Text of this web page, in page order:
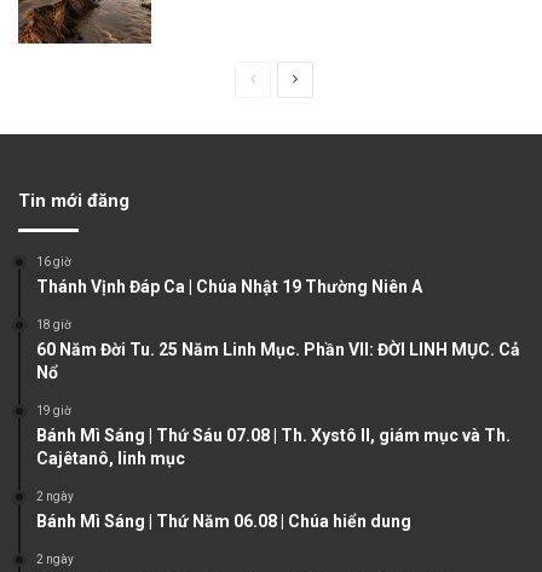
u
g
Tin mới đăng
16 giờ
Thánh Vịnh Đáp Ca | Chúa Nhật 19 Thường Niên A
18 giờ
60 Năm Đời Tu. 25 Năm Linh Mục. Phần VII: ĐỜI LINH MỤC. Cả
Nổ
19 giờ
Bánh Mì Sáng | Thứ Sáu 07.08 | Th. Xystô II, giám mục và Th.
Cajêtanô, linh mục
2 ngày
Bánh Mì Sáng | Thứ Năm 06.08 | Chúa hiển dung
2 ngày